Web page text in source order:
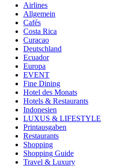
Airlines
Allgemein
Cafés
Costa Rica
Curacao
Deutschland
Ecuador
Europa
EVENT
Fine Dining
Hotel des Monats
Hotels & Restaurants
Indonesien
LUXUS & LIFESTYLE
Printausgaben
Restaurants
Shopping
Shopping Guide
Travel & Luxury